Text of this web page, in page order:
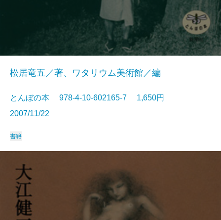
松居竜五／著、ワタリウム美術館／編
とんぼの本 978-4-10-602165-7 1,650円
2007/11/22
書籍